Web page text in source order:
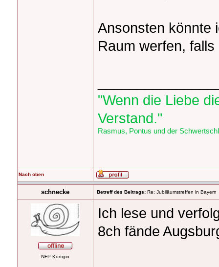
Ansonsten könnte
Raum werfen,
"Wenn die Liebe
Verstand."
Rasmus, Pontus und der
Nach oben
schnecke Betreff des Beitrags: Re: Jubiläumstreffen in Bayern
NFP-Königin
Ich lese und
8ch fände